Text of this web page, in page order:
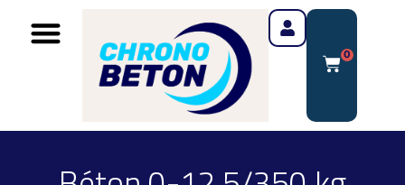
0